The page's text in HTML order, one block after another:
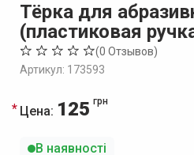
Тёрка для
(пластиковая
(0 Отзывов)
Артикул: 173593
Цена: 125 грн
В наявності